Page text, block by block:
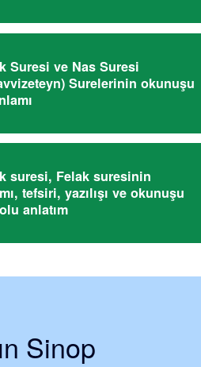
Suresi ve Nas Suresi
Surelerinin okunuşu
suresi, Felak suresinin
tefsiri, yazılışı ve okunuşu
anlatım
Sinop